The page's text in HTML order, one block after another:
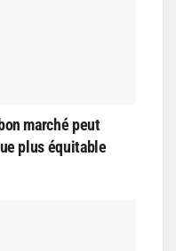
marché peut
plus équitable